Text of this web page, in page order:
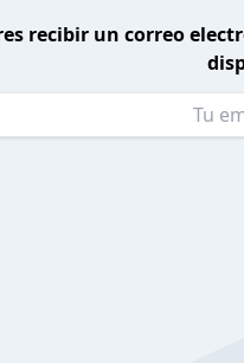
recibir un correo